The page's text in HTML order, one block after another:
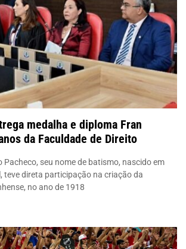
medalha e diploma Fran
da Faculdade de Direito
Pacheco, seu nome de batismo, nascido em
teve direta participação na criação da
no ano de 1918